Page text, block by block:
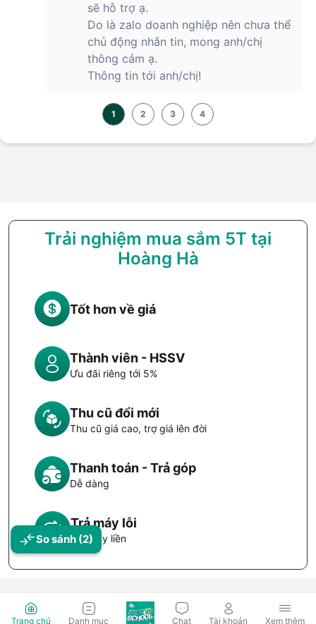
So sánh (2)
sẽ hỗ trợ ạ.
Do là zalo doanh nghiệp nên chưa thể
chủ động nhắn tin, mong anh/chị
thông cảm ạ.
Thông tin tới anh/chị!
1 2 3 4
Trải nghiệm mua sắm 5T tại
Hoàng Hà
Tốt hơn về giá
Thành viên - HSSV
Ưu đãi riêng tới 5%
Thu cũ đổi mới
Thu cũ giá cao, trợ giá lên đời
Thanh toán - Trả góp
Dễ dàng
Trả máy lỗi
Đổi máy liền
Trang chủ Danh mục Chat Tài khoản Xem thêm